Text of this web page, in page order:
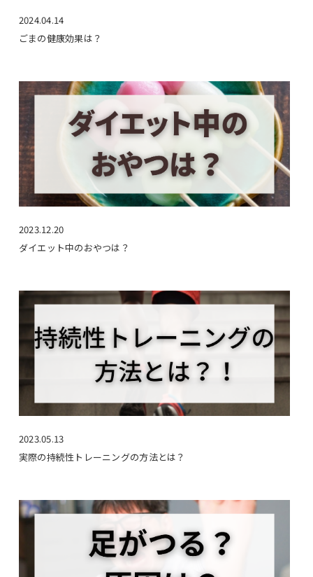
2024.04.14
ごまの健康効果は？
2023.12.20
ダイエット中のおやつは？
2023.05.13
実際の持続性トレーニングの方法とは？